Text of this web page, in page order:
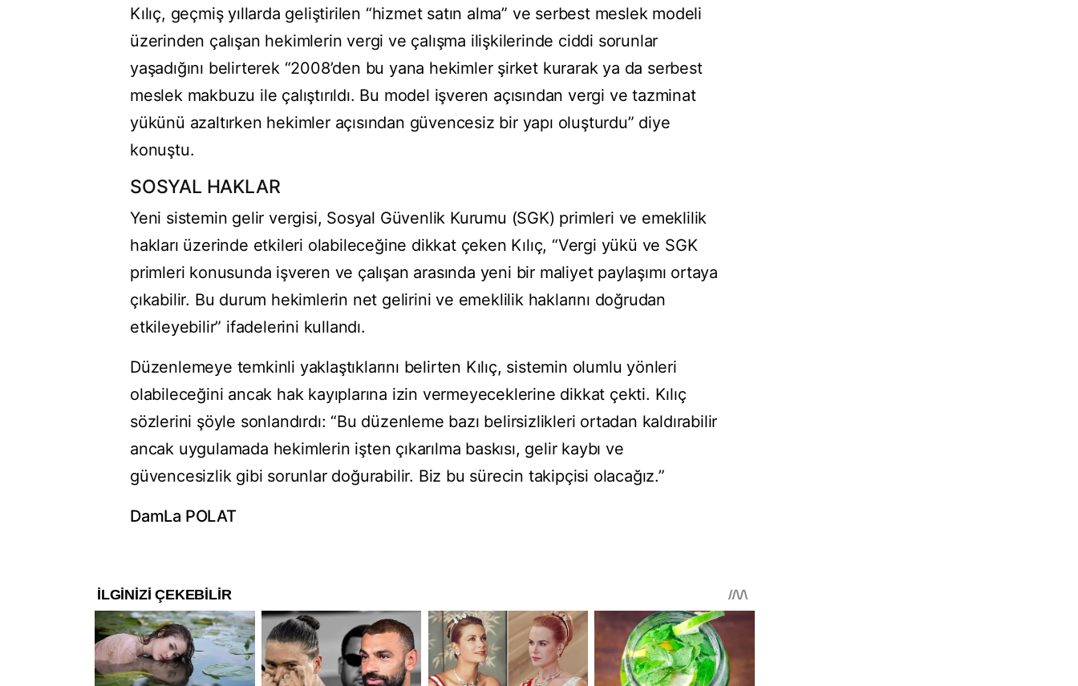
Kılıç, geçmiş yıllarda geliştirilen “hizmet satın alma” ve serbest meslek modeli
üzerinden çalışan hekimlerin vergi ve çalışma ilişkilerinde ciddi sorunlar
yaşadığını belirterek “2008’den bu yana hekimler şirket kurarak ya da serbest
meslek makbuzu ile çalıştırıldı. Bu model işveren açısından vergi ve tazminat
yükünü azaltırken hekimler açısından güvencesiz bir yapı oluşturdu” diye
konuştu.
SOSYAL HAKLAR
Yeni sistemin gelir vergisi, Sosyal Güvenlik Kurumu (SGK) primleri ve emeklilik
hakları üzerinde etkileri olabileceğine dikkat çeken Kılıç, “Vergi yükü ve SGK
primleri konusunda işveren ve çalışan arasında yeni bir maliyet paylaşımı ortaya
çıkabilir. Bu durum hekimlerin net gelirini ve emeklilik haklarını doğrudan
etkileyebilir” ifadelerini kullandı.
Düzenlemeye temkinli yaklaştıklarını belirten Kılıç, sistemin olumlu yönleri
olabileceğini ancak hak kayıplarına izin vermeyeceklerine dikkat çekti. Kılıç
sözlerini şöyle sonlandırdı: “Bu düzenleme bazı belirsizlikleri ortadan kaldırabilir
ancak uygulamada hekimlerin işten çıkarılma baskısı, gelir kaybı ve
güvencesizlik gibi sorunlar doğurabilir. Biz bu sürecin takipçisi olacağız.”
DamLa POLAT